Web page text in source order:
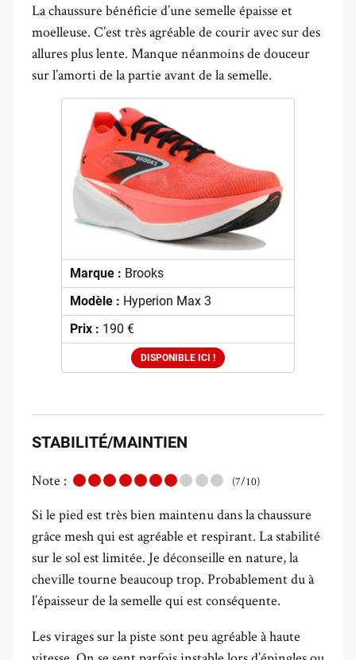
La chaussure bénéficie d’une semelle épaisse et
moelleuse. C’est très agréable de courir avec sur des
allures plus lente. Manque néanmoins de douceur
sur l’amorti de la partie avant de la semelle.
Marque : Brooks
Modèle : Hyperion Max 3
Prix : 190 €
DISPONIBLE ICI !
STABILITÉ/MAINTIEN
Note : (7/10)
Si le pied est très bien maintenu dans la chaussure
grâce mesh qui est agréable et respirant. La stabilité
sur le sol est limitée. Je déconseille en nature, la
cheville tourne beaucoup trop. Probablement du à
l’épaisseur de la semelle qui est conséquente.
Les virages sur la piste sont peu agréable à haute